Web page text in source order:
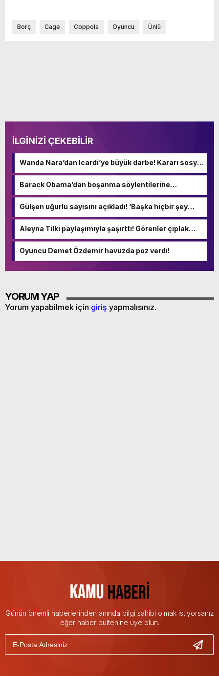
Borç Cage Coppola Oyuncu Ünlü
İLGİNİZİ ÇEKEBİLİR
Wanda Nara’dan Icardi’ye büyük darbe! Kararı sosyal
Barack Obama’dan boşanma söylentilerine
fotoğraflı yanıt
Gülşen uğurlu sayısını açıkladı! ‘Başka hiçbir şey
istemedim hayatta’
Aleyna Tilki paylaşımıyla şaşırttı! Görenler çıplak
sandı – Magazin Haberleri
Oyuncu Demet Özdemir havuzda poz verdi!
YORUM YAP
Yorum yapabilmek için giriş yapmalısınız.
Günün önemli haberlerinden anında bilgi sahibi olmak istiyorsanız
eğer haber bültenine üye olun.